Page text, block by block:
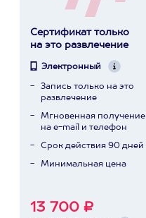
Сертификат только
на это развлечение
Электронный
Запись только на это
развлечение
Мгновенная получение
на e-mail и телефон
Срок действия 90 дней
Минимальная цена
13 700 ₽